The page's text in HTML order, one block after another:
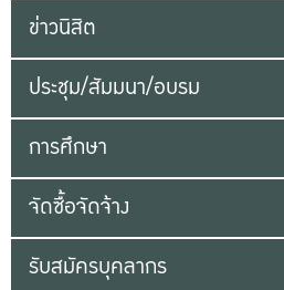
ข่าวนิสิต
ประชุม/สัมมนา/อบรม
การศึกษา
จัดซื้อจัดจ้าง
รับสมัครบุคลากร